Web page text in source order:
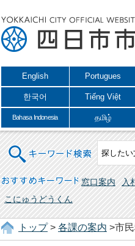
English Portugues
한국어 Tiếng Việt
Bahasa Indonesia தமிழ்
キーワード検索
おすすめキーワード 窓口案内 入
こにゅうどうくん
トップ> 各課の案内 >市